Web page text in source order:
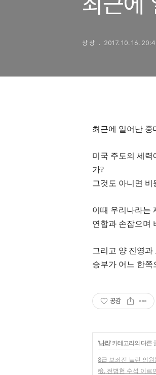
상 상 2017. 10. 16.
최근에 일어난 중
미국 주도의 세력
가?
그것도 아니면
이때 우리나라는
연합과 손잡으며
그리고 양 진영
승부가 어느 한
공감
'나라' 카테고리의 다른
8급 보좌진 늘린 의
檢, 전병헌 수석 이르